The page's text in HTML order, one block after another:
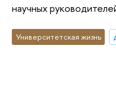
научных
Университетская жизнь